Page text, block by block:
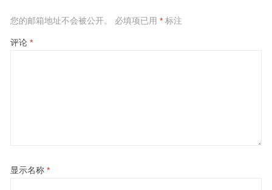
您的邮箱地址不会被公开。 必填项已用 *标注
评论 *
显示名称 *